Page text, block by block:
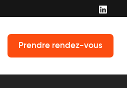
Prendre rendez-vous